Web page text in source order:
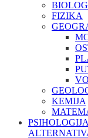
FIZIKA
KEMIJA